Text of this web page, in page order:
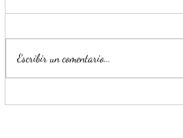
Monterrey registra un 72% de
Escribir un comentario...